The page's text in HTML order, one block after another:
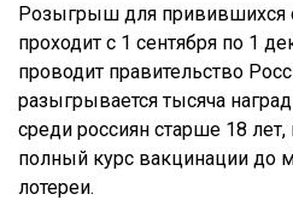
Розыгрыш для привившихся
проходит с 1 сентября по 1
проводит правительство
разыгрывается тысяча
среди россиян старше 18
полный курс вакцинации до
лотереи.